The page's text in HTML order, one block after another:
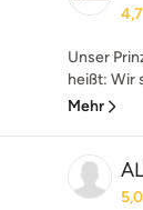
4,7
Unser
heißt: Wir
Mehr
5,0